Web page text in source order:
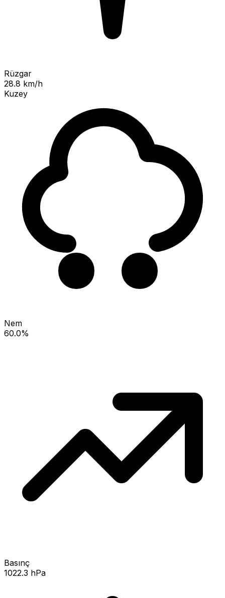
Rüzgar
28.8 km/h
Kuzey
Nem
60.0%
Basınç
1022.3 hPa